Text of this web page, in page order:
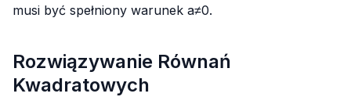
musi być spełniony warunek a≠0.
Rozwiązywanie Równań
Kwadratowych